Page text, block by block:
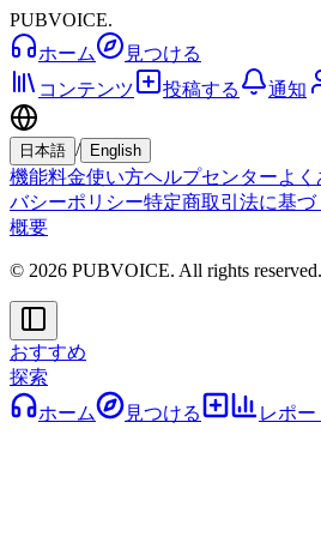
PUBVOICE.
ホーム
見つける
コンテンツ
投稿する 通知
日本語 / English
機能料金使い方ヘルプセンターよく
バシーポリシー特定商取引法に基づ
概要
© 2026 PUBVOICE. All rights reserved.
おすすめ
探索
ホーム
見つける レポー